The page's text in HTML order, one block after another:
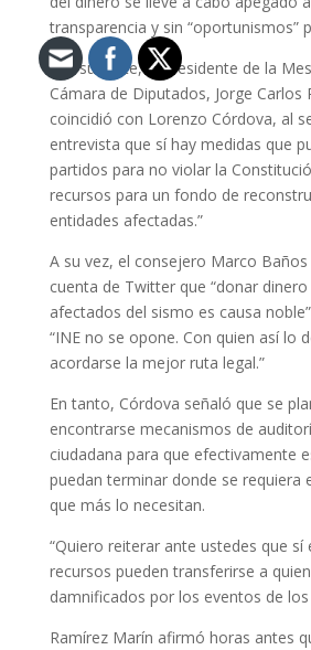
transparencia y sin “oportunismos”
Por su parte, el presidente de la
Cámara de Diputados, Jorge Carlos
coincidió con Lorenzo Córdova, al
entrevista que sí hay medidas que
partidos para no violar la
recursos para un fondo de
entidades afectadas.”
A su vez, el consejero Marco
cuenta de Twitter que “donar
afectados del sismo es causa
“INE no se opone. Con quien así lo
acordarse la mejor ruta legal.”
En tanto, Córdova señaló que se
encontrarse mecanismos de
ciudadana para que efectivamente
puedan terminar donde se requiera
que más lo necesitan.
“Quiero reiterar ante ustedes que sí
recursos pueden transferirse a
damnificados por los eventos de
Ramírez Marín afirmó horas antes